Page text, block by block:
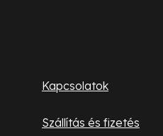
Kapcsolatok
Szállítás és fizetés